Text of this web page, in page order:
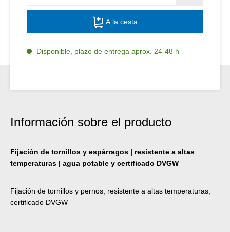
A la cesta
Disponible, plazo de entrega aprox. 24-48 h
Información sobre el producto
Fijación de tornillos y espárragos | resistente a altas
temperaturas | agua potable y certificado DVGW
Fijación de tornillos y pernos, resistente a altas temperaturas,
certificado DVGW